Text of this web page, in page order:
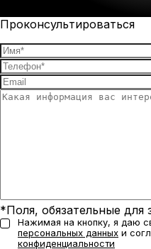
Проконсультироваться
*Поля, обязательные для
Нажимая на кнопку, я даю
персональных данных и
конфиденциальности